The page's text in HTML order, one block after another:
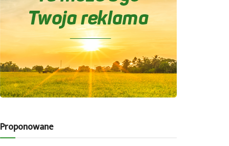
Proponowane